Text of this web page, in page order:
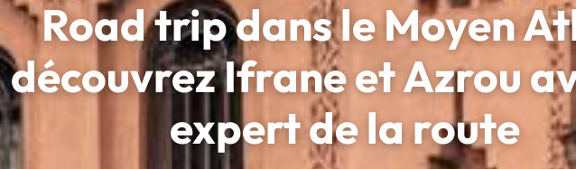
Road trip dans le Moyen
découvrez Ifrane et Azrou
expert de la route